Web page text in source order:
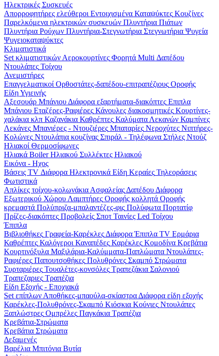
Ηλεκτρικές Συσκευές
Απορροφητήρες ελεύθεροι Εντοιχισμένα Καταψύκτες Κουζίνες
Παρελκόμενα ηλεκτρικών συσκευών Πλυντήρια Πιάτων
Πλυντήρια Ρούχων Πλυντήρια-Στεγνωτήρια Στεγνωτήρια Ψυγεία
Ψυγειοκαταψύκτες
Κλιματιστικά
Set κλιματιστικών Αεροκουρτίνες Φορητά Multi Δαπέδου
Ντουλάπες Τοίχου
Ανεμιστήρες
Επαγγελματικοί Ορθοστάτες-δαπέδου-επιτραπέζιους Οροφής
Είδη Υγιεινής
Αξεσουάρ Μπάνιου Διάφορα εξαρτήματα-διακόπτες Επιπλα
Μπάνιου Εταζέρες-Ραφιέρες Κάνουλες διακοσμητικές Κουρτίνες-
χαλάκια κλπ Καζανάκια Καθρέπτες Καλύματα Λεκανών Καμπίνες
Λεκάνες Μπανιέρες - Ντουζιέρες Μπαταρίες Νεροχύτες Νιπτήρες-
Κολώνες Ντουλάπια κουζίνας Σπιράλ - Τηλέφωνα Στήλες Ντούζ
Ηλιακοί Θερμοσίφωνες
Ηλιακά Boiler Ηλιακού Συλλέκτες Ηλιακού
Εικόνα - Ηχος
Βάσεις TV Διάφορα Ηλεκτρονικά Είδη Κεραίες Τηλεοράσεις
Φωτιστικά
Απλίκες τοίχου-κολωνάκια Ασφαλείας Δαπέδου Διάφορα
Εξωτερικού Χώρου Λαμπτήρες Οροφής κολλητά Οροφής
κρεμαστά Πολύπριζα-μπαλαντέζες-φις Πολύφωτα Πορτατίφ
Πρίζες-διακόπτες Προβολείς Σποτ Ταινίες Led Τοίχου
Έπιπλα
Βιβλιοθήκες Γραφεία-Καρέκλες Διάφορα Έπιπλα TV Ερμάρια
Καθρέπτες Καλόγεροι Καναπέδες Καρέκλες Κομοδίνα Κρεβάτια
Κουρτινόξυλα Μαξιλάρια-Καλύμματα-Παπλώματα Ντουλάπες-
Ραφιέρες Παπουτσοθήκες Πολυθρόνες Σκαμπό Στρώματα
Συρταριέρες Τουαλέτες-κονσόλες Τραπεζάκια Σαλονιού
Τραπεζαριες Τραπέζια
Είδη Εξοχής - Εποχιακά
Set επίπλων Αποθήκες-μπαούλα-σκίαστρα Διάφορα είδη εξοχής
Καρέκλες-Πολυθρόνες-Σκαμπό Κιόσκια Κούνιες Ντουλάπες
Ξαπλώστρες Ομπρέλες Παγκάκια Τραπέζια
Κρεβάτια-Στρώματα
Κρεβάτια Στρώματα
Δεξαμενές
Βαρέλια Μπιτόνια Βυτία